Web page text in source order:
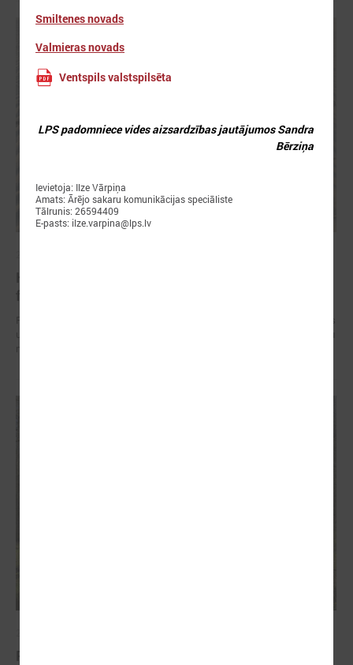
Smiltenes novads
Valmieras novads
Ventspils valstspilsēta
LPS padomniece vides aizsardzības jautājumos Sandra
Bērziņa
Ievietoja: Ilze Vārpiņa
Amats: Ārējo sakaru komunikācijas speciāliste
Tālrunis: 26594409
E-pasts: ilze.varpina@lps.lv